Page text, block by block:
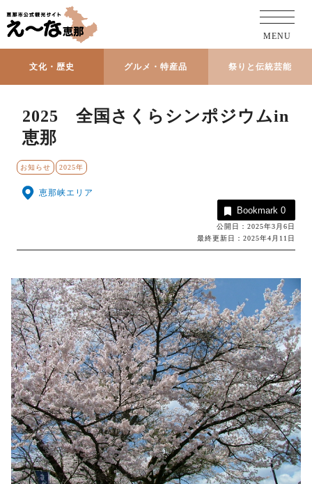
文化・歴史 グルメ・特産品 祭りと伝統芸能
MENU
2025 全国さくらシンポジウムin
恵那
お知らせ 2025年
恵那峡エリア
Bookmark 0
公開日：2025年3月6日
最終更新日：2025年4月11日